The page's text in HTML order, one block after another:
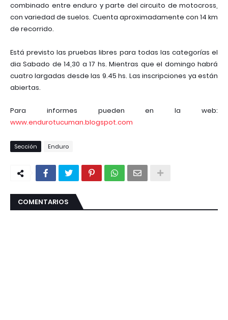
combinado entre enduro y parte del circuito de motocross,
con variedad de suelos. Cuenta aproximadamente con 14 km
de recorrido.
Está previsto las pruebas libres para todas las categorías el
dia Sabado de 14,30 a 17 hs. Mientras que el domingo habrá
cuatro largadas desde las 9.45 hs. Las inscripciones ya están
abiertas.
Para informes pueden en la web:
www.endurotucuman.blogspot.com
Sección Enduro
COMENTARIOS